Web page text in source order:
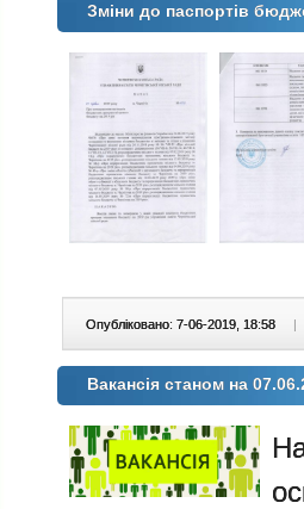
Зміни до паспортів
Опубліковано: 7-06-2019, 18:58 |
Вакансія станом на